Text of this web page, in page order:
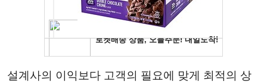
설계사의 이익보다 고객의 필요에 맞게 최적의 상